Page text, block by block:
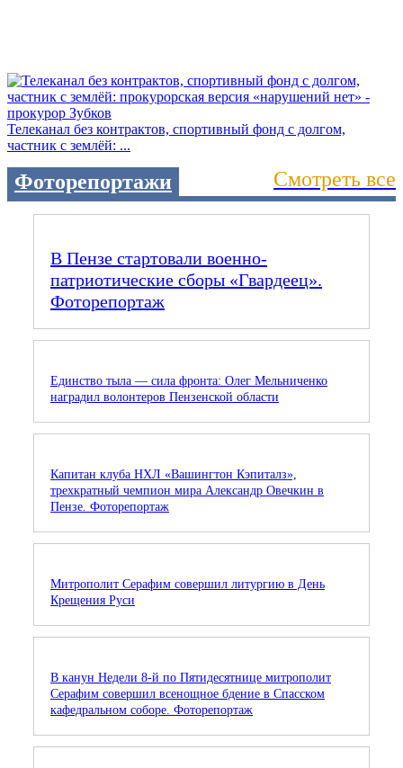
Телеканал без контрактов, спортивный фонд с долгом,
частник с землёй: ...
Фоторепортажи Смотреть все
В Пензе стартовали военно-
патриотические сборы «Гвардеец».
Фоторепортаж
Единство тыла — сила фронта: Олег Мельниченко
наградил волонтеров Пензенской области
Капитан клуба НХЛ «Вашингтон Кэпиталз»,
трехкратный чемпион мира Александр Овечкин в
Пензе. Фоторепортаж
Митрополит Серафим совершил литургию в День
Крещения Руси
В канун Недели 8-й по Пятидесятнице митрополит
Серафим совершил всенощное бдение в Спасском
кафедральном соборе. Фоторепортаж